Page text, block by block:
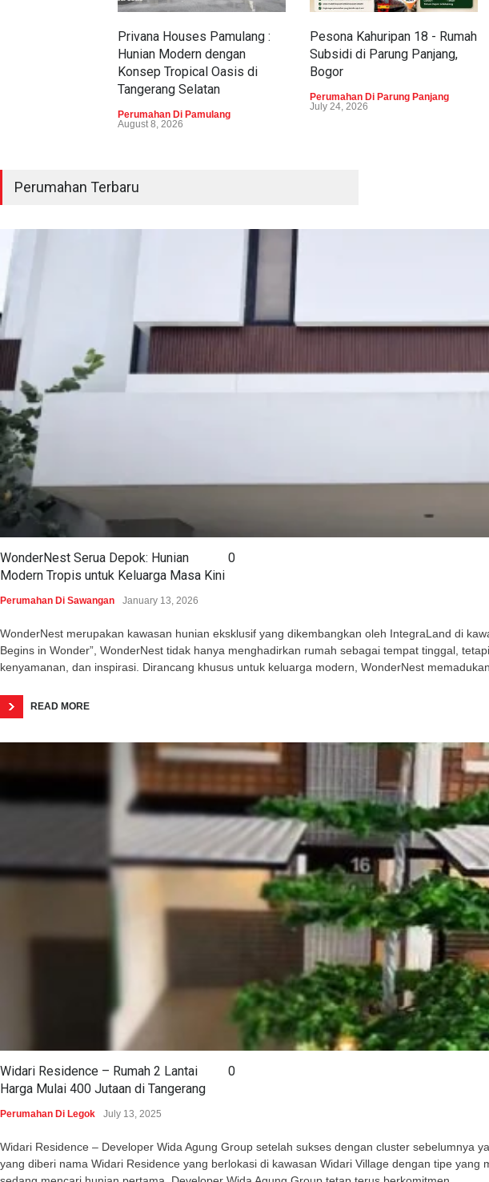
Privana Houses Pamulang :
Hunian Modern dengan
Konsep Tropical Oasis di
Tangerang Selatan
Perumahan Di Pamulang
August 8, 2026
Pesona Kahuripan 18 - Rumah
Subsidi di Parung Panjang,
Bogor
Perumahan Di Parung Panjang
July 24, 2026
Perumahan Terbaru
WonderNest Serua Depok: Hunian
Modern Tropis untuk Keluarga Masa Kini
0
Perumahan Di Sawangan January 13, 2026
WonderNest merupakan kawasan hunian eksklusif yang dikembangkan oleh IntegraLand di
Begins in Wonder”, WonderNest tidak hanya menghadirkan rumah sebagai tempat tinggal,
kenyamanan, dan inspirasi. Dirancang khusus untuk keluarga modern, WonderNest
READ MORE
Widari Residence – Rumah 2 Lantai
Harga Mulai 400 Jutaan di Tangerang
0
Perumahan Di Legok July 13, 2025
Widari Residence – Developer Wida Agung Group setelah sukses dengan cluster sebelumnya
yang diberi nama Widari Residence yang berlokasi di kawasan Widari Village dengan tipe